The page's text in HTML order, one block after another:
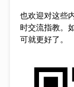
也欢迎对这些
时交流指教。
可就更好了。